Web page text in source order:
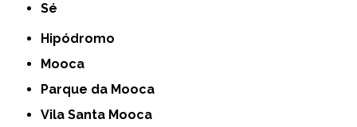
Sé
Hipódromo
Mooca
Parque da Mooca
Vila Santa Mooca